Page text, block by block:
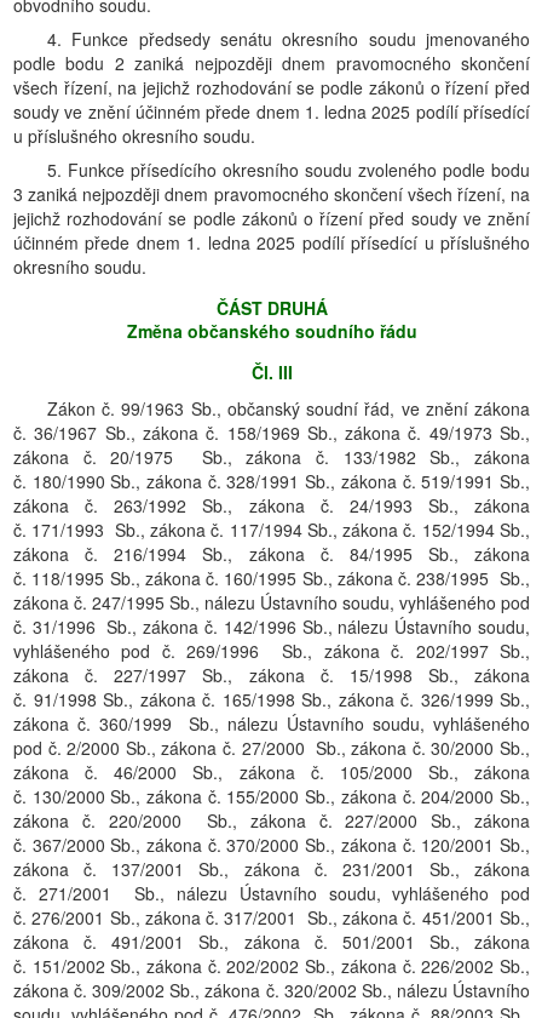
obvodního soudu.
4. Funkce předsedy senátu okresního soudu jmenovaného
podle bodu 2 zaniká nejpozději dnem pravomocného skončení
všech řízení, na jejichž rozhodování se podle zákonů o řízení před
soudy ve znění účinném přede dnem 1. ledna 2025 podílí přísedící
u příslušného okresního soudu.
5. Funkce přísedícího okresního soudu zvoleného podle bodu
3 zaniká nejpozději dnem pravomocného skončení všech řízení, na
jejichž rozhodování se podle zákonů o řízení před soudy ve znění
účinném přede dnem 1. ledna 2025 podílí přísedící u příslušného
okresního soudu.
ČÁST DRUHÁ
Změna občanského soudního řádu
Čl. III
Zákon č. 99/1963 Sb., občanský soudní řád, ve znění zákona
č. 36/1967 Sb., zákona č. 158/1969 Sb., zákona č. 49/1973 Sb.,
zákona č. 20/1975 Sb., zákona č. 133/1982 Sb., zákona
č. 180/1990 Sb., zákona č. 328/1991 Sb., zákona č. 519/1991 Sb.,
zákona č. 263/1992 Sb., zákona č. 24/1993 Sb., zákona
č. 171/1993 Sb., zákona č. 117/1994 Sb., zákona č. 152/1994 Sb.,
zákona č. 216/1994 Sb., zákona č. 84/1995 Sb., zákona
č. 118/1995 Sb., zákona č. 160/1995 Sb., zákona č. 238/1995 Sb.,
zákona č. 247/1995 Sb., nálezu Ústavního soudu, vyhlášeného pod
č. 31/1996 Sb., zákona č. 142/1996 Sb., nálezu Ústavního soudu,
vyhlášeného pod č. 269/1996 Sb., zákona č. 202/1997 Sb.,
zákona č. 227/1997 Sb., zákona č. 15/1998 Sb., zákona
č. 91/1998 Sb., zákona č. 165/1998 Sb., zákona č. 326/1999 Sb.,
zákona č. 360/1999 Sb., nálezu Ústavního soudu, vyhlášeného
pod č. 2/2000 Sb., zákona č. 27/2000 Sb., zákona č. 30/2000 Sb.,
zákona č. 46/2000 Sb., zákona č. 105/2000 Sb., zákona
č. 130/2000 Sb., zákona č. 155/2000 Sb., zákona č. 204/2000 Sb.,
zákona č. 220/2000 Sb., zákona č. 227/2000 Sb., zákona
č. 367/2000 Sb., zákona č. 370/2000 Sb., zákona č. 120/2001 Sb.,
zákona č. 137/2001 Sb., zákona č. 231/2001 Sb., zákona
č. 271/2001 Sb., nálezu Ústavního soudu, vyhlášeného pod
č. 276/2001 Sb., zákona č. 317/2001 Sb., zákona č. 451/2001 Sb.,
zákona č. 491/2001 Sb., zákona č. 501/2001 Sb., zákona
č. 151/2002 Sb., zákona č. 202/2002 Sb., zákona č. 226/2002 Sb.,
zákona č. 309/2002 Sb., zákona č. 320/2002 Sb., nálezu Ústavního